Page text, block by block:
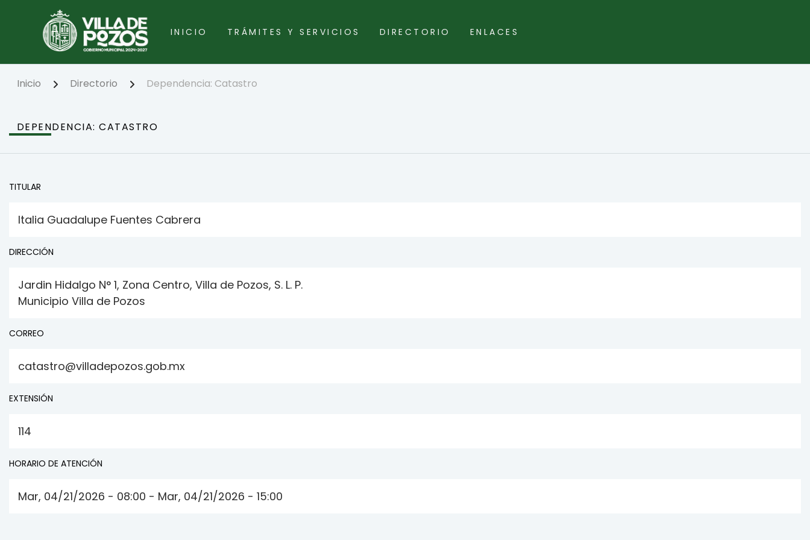
contenido
INICIO TRÁMITES Y SERVICIOS DIRECTORIO ENLACES
Inicio Directorio Dependencia: Catastro
DEPENDENCIA: CATASTRO
TITULAR
Italia Guadalupe Fuentes Cabrera
DIRECCIÓN
Jardin Hidalgo N° 1, Zona Centro, Villa de Pozos, S. L. P.
Municipio Villa de Pozos
CORREO
catastro@villadepozos.gob.mx
EXTENSIÓN
114
HORARIO DE ATENCIÓN
Mar, 04/21/2026 - 08:00 - Mar, 04/21/2026 - 15:00